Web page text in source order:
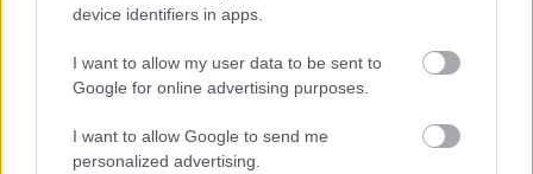
device identifiers in apps.
I want to allow my user data to be sent to
Google for online advertising purposes.
I want to allow Google to send me
personalized advertising.
Που θα βρείτε παραλίες γυμνιστών στην Αττική
Το μυστικό για να είσαι πιο ευτυχισμένος, σύμφωνα με την
νευροεπιστήμη